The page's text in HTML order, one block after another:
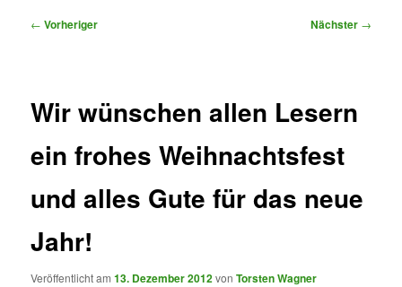
Beitragsnavigation
← Vorheriger Nächster →
Wir wünschen allen Lesern
ein frohes Weihnachtsfest
und alles Gute für das neue
Jahr!
Veröffentlicht am13. Dezember 2012vonTorsten Wagner